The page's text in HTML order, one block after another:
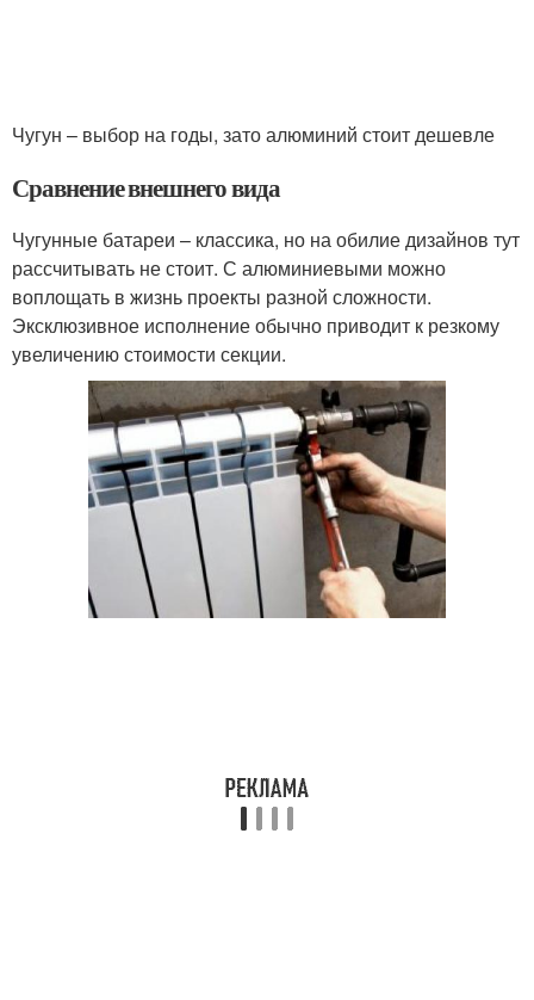
Чугун – выбор на годы, зато алюминий стоит дешевле
Сравнение внешнего вида
Чугунные батареи – классика, но на обилие дизайнов тут
рассчитывать не стоит. С алюминиевыми можно
воплощать в жизнь проекты разной сложности.
Эксклюзивное исполнение обычно приводит к резкому
увеличению стоимости секции.